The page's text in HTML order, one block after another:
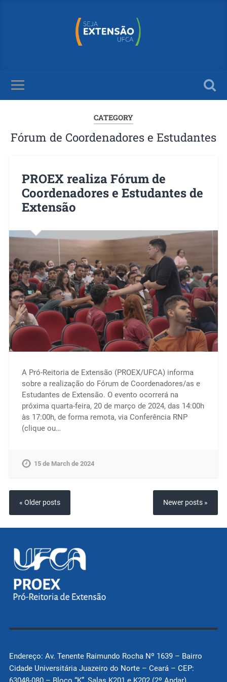
CATEGORY
Fórum de Coordenadores e Estudantes
PROEX realiza Fórum de
Coordenadores e Estudantes de
Extensão
A Pró-Reitoria de Extensão (PROEX/UFCA) informa
sobre a realização do Fórum de Coordenadores/as e
Estudantes de Extensão. O evento ocorrerá na
próxima quarta-feira, 20 de março de 2024, das 14:00h
às 17:00h, de forma remota, via Conferência RNP
(clique ou…
15 de March de 2024
« Older posts Newer posts »
Endereço: Av. Tenente Raimundo Rocha Nº 1639 – Bairro
Cidade Universitária Juazeiro do Norte – Ceará – CEP: